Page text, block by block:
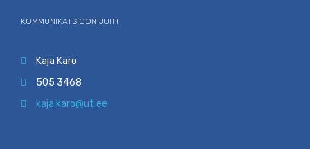
KOMMUNIKATSIOONIJUHT
 Kaja Karo
 505 3468
 kaja.karo@ut.ee